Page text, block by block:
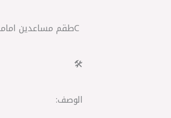
C ‎طقم مساعدين امامي فيكترا
🛠️
الوصف: